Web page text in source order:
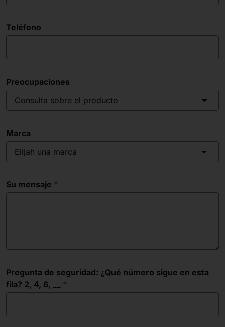
Teléfono
Preocupaciones
Consulta sobre el producto
Marca
Elijah una marca
Su mensaje
Pregunta de seguridad: ¿Qué número sigue en esta
fila? 2, 4, 6, __